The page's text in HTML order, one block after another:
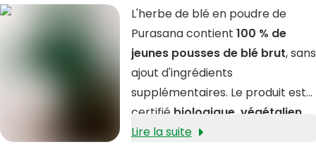
L'herbe de blé en poudre de
Purasana contient 100 % de
jeunes pousses de blé brut, sans
ajout d'ingrédients
supplémentaires. Le produit est
certifié biologique, végétalien
et casher, et est également
Lire la suite